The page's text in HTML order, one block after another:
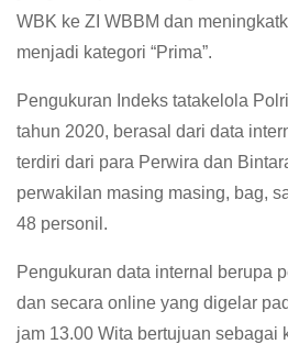
WBK ke ZI WBBM dan
menjadi kategori “Prima”.
Pengukuran Indeks tatakelola
tahun 2020, berasal dari data
terdiri dari para Perwira dan
perwakilan masing masing, bag,
48 personil.
Pengukuran data internal berupa
dan secara online yang digelar
jam 13.00 Wita bertujuan sebagai